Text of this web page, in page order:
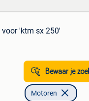
voor 'ktm sx 250'
Bewaar je
Motoren